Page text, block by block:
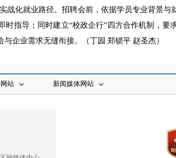
战化就业路径。招聘会前，依据学员专业背景
时指导；同时建立“校政企行”四方合作机制，要
企业需求无缝衔接。
（丁园 郑锁平 赵圣杰）
站 新闻媒体网站